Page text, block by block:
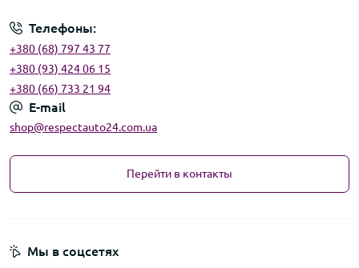
Телефоны:
+380 (68) 797 43 77
+380 (93) 424 06 15
+380 (66) 733 21 94
E-mail
shop@respectauto24.com.ua
Перейти в контакты
Мы в соцсетях